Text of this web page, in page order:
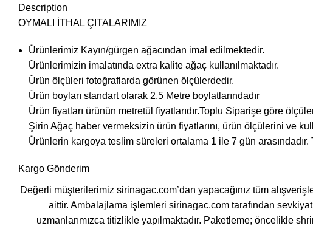
Description
OYMALI İTHAL ÇITALARIMIZ
Ürünlerimiz Kayın/gürgen ağacından imal edilmektedir.
Ürünlerimizin imalatında extra kalite ağaç kullanılmaktadır.
Ürün ölçüleri fotoğraflarda görünen ölçülerdedir.
Ürün boyları standart olarak 2.5 Metre boylatlarındadır
Ürün fiyatları ürünün metretül fiyatlarıdır.Toplu Siparişe göre
Şirin Ağaç haber vermeksizin ürün fiyatlarını, ürün ölçülerini ve
Ürünlerin kargoya teslim süreleri ortalama 1 ile 7 gün
Kargo Gönderim
Değerli müşterilerimiz sirinagac.com’dan yapacağınız tüm
aittir. Ambalajlama işlemleri sirinagac.com tarafından
uzmanlarımızca titizlikle yapılmaktadır. Paketleme; öncelikle